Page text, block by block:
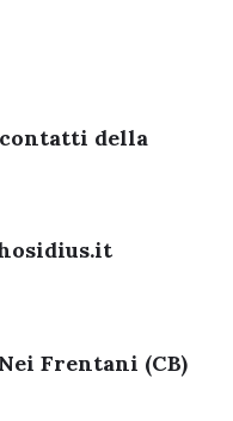
della
Frentani (CB)